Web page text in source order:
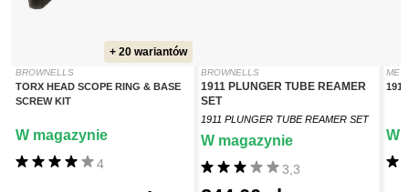
+ 20 wariantów
BROWNELLS
TORX HEAD SCOPE RING & BASE
SCREW KIT
4
W magazynie
BROWNELLS
1911 PLUNGER TUBE REAMER
SET
1911 PLUNGER TUBE REAMER SET
3,3
W magazynie W